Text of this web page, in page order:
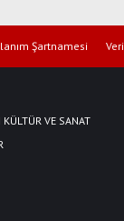
Şartnamesi
VE SANAT